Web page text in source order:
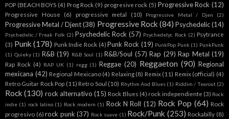
POP (BEACH BOYS (4) Prog Rock (9) progresive rock (5) Progressive Rock (12)
Progressive House (6) progressive metal (10) Progressive Metal / Djen (2)
Progressive Metal / Djent (38) Progressive Rock (84) Psychedelic(14)
Psychedelic / Freak Folk (2) Psychedelic Rock (57) Psychedelyc Rock (2) Psytrance
(3) Punk (178) Punk Indie Rock (4) Punk Rock (19) PunkPop Punk (1) PunkPunk
(1) Quieky (1) R&B (19) R&B Soul (1) R&B/Soul (57) Rap (29) Rap Metal (19)
Rap Rock (4) RAP UK (1) regg (1) Reggae (20) Reggaeton (90) Regional
mexicana (42) Regional Mexicano (4) Relaxing (8) Remix (11) Remix (official) (4)
Retro Guitar Rock Pop (11) Retro Soul (10) Rhythm And Blues (1) Riddim / Tearout (2)
Rock (130) rock alternativo (15) Rock Blues (4) rock independiente (3) Rock
indie (1) rock latino (1) Rock modern (1) Rock N Roll (12) Rock Pop (64) Rock
progresivo (6) rock punk (37) Rock suave (1) Rock/Punk (253) Rockabilly (8)